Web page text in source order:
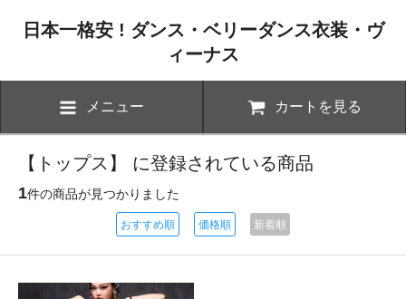
日本一格安 ! ダンス・ベリーダンス衣装・ヴ
ィーナス
メニュー カートを見る
【トップス】 に登録されている商品
1件の商品が見つかりました
おすすめ順 価格順 新着順